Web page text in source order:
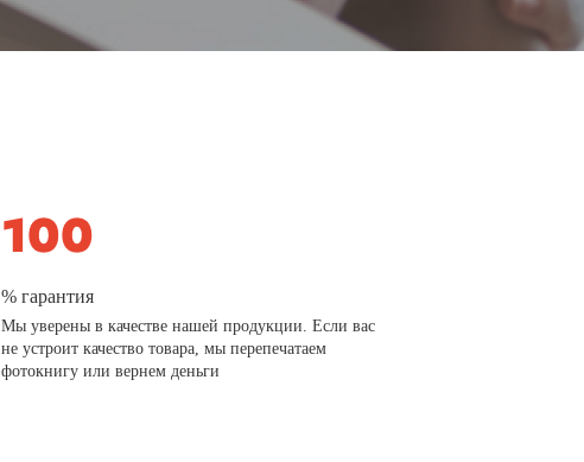
% гарантия
Мы уверены в качестве нашей продукции. Если вас
не устроит качество товара, мы перепечатаем
фотокнигу или вернем деньги